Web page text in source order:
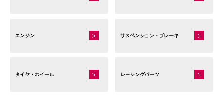
エンジン サスペンション・ブレーキ
タイヤ・ホイール レーシングパーツ